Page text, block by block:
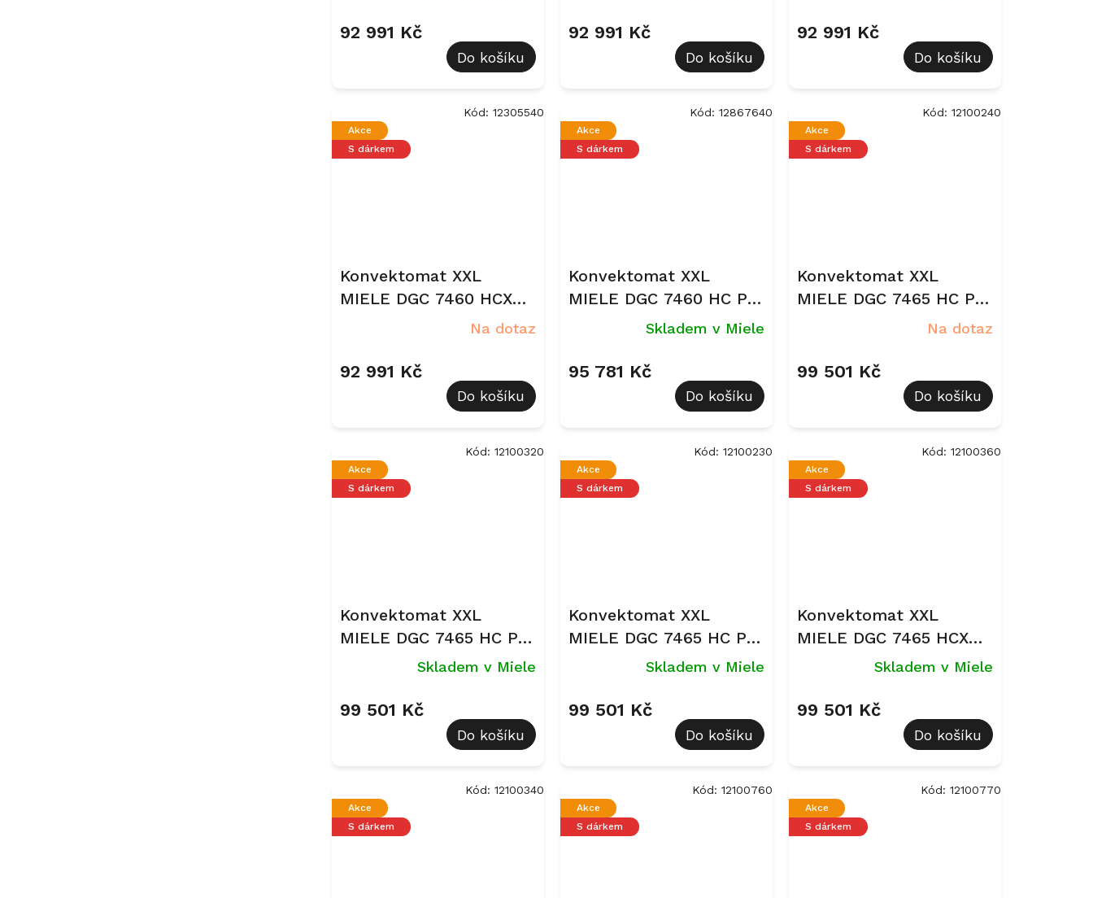
92 991 Kč
Do košíku
92 991 Kč
Do košíku
92 991 Kč
Do košíku
Akce
S dárkem
Konvektomat XXL
MIELE DGC 7460 HCX
Pro Obsidian černá,Na dotaz
92 991 Kč
Do košíku
Kód: 12305540
Akce
S dárkem
Konvektomat XXL
MIELE DGC 7460 HC Pro
Béžová perleťSkladem v Miele
95 781 Kč
Do košíku
Kód: 12867640
Akce
S dárkem
Konvektomat XXL
MIELE DGC 7465 HC Pro
Na dotaz
99 501 Kč
Do košíku
Kód: 12100240
Akce
S dárkem
Konvektomat XXL
MIELE DGC 7465 HC Pro
Nerez CleanSteelSkladem v Miele
99 501 Kč
Do košíku
Kód: 12100320
Akce
S dárkem
Konvektomat XXL
MIELE DGC 7465 HC Pro
Obsidian černáSkladem v Miele
99 501 Kč
Do košíku
Kód: 12100230
Akce
S dárkem
Konvektomat XXL
MIELE DGC 7465 HCX
Pro Grafitově šedá
Skladem v Miele
99 501 Kč
Do košíku
Kód: 12100360
Akce
S dárkem
Kód: 12100340
Akce
S dárkem
Kód: 12100760
Akce
S dárkem
Kód: 12100770